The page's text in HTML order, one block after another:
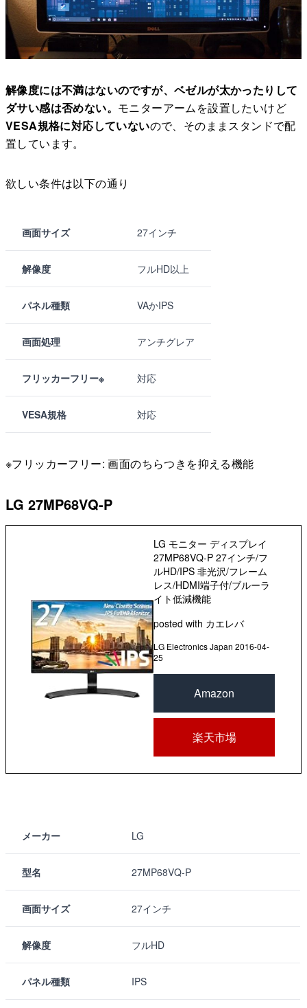
解像度には不満はないのですが、ベゼルが太かったりして
ダサい感は否めない。 モニターアームを設置したいけど
VESA規格に対応していないので、そのままスタンドで配
置しています。
欲しい条件は以下の通り
画面サイズ 27インチ
解像度 フルHD以上
パネル種類 VAかIPS
画面処理 アンチグレア
フリッカーフリー※ 対応
VESA規格 対応
※フリッカーフリー: 画面のちらつきを抑える機能
LG 27MP68VQ-P
LG モニター ディスプレイ
27MP68VQ-P 27インチ/フ
ルHD/IPS 非光沢/フレーム
レス/HDMI端子付/ブルーラ
イト低減機能
posted with カエレバ
LG Electronics Japan 2016-04-
25
Amazon
楽天市場
メーカー LG
型名 27MP68VQ-P
画面サイズ 27インチ
解像度 フルHD
パネル種類 IPS